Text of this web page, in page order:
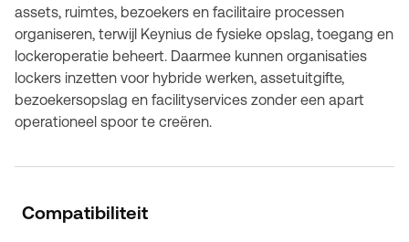
assets, ruimtes, bezoekers en facilitaire processen
organiseren, terwijl Keynius de fysieke opslag, toegang en
lockeroperatie beheert. Daarmee kunnen organisaties
lockers inzetten voor hybride werken, assetuitgifte,
bezoekersopslag en facilityservices zonder een apart
operationeel spoor te creëren.
Compatibiliteit